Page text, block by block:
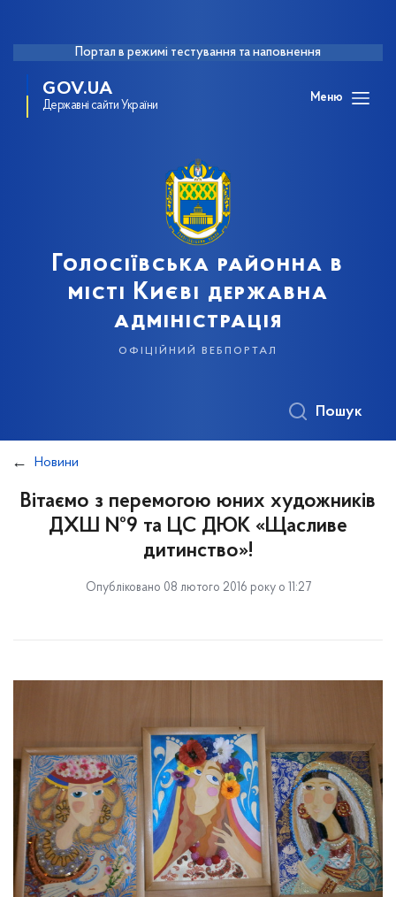
Портал в режимі тестування та наповнення
GOV.UA
Державні сайти України
Меню
Голосіївська районна в
місті Києві державна
адміністрація
офіційний вебпортал
Пошук
Новини
Вітаємо з перемогою юних художників
ДХШ №9 та ЦС ДЮК «Щасливе
дитинство»!
Опубліковано 08 лютого 2016 року о 11:27